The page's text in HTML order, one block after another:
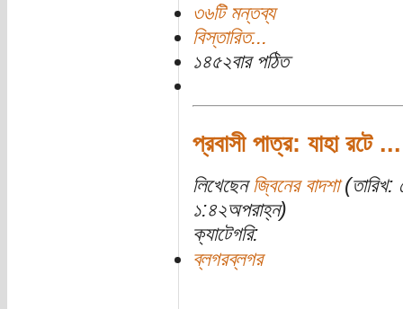
৩৬টি মন্তব্য
বিস্তারিত...
১৪৫২বার পঠিত
প্রবাসী পাত্র: যাহা রটে ...
লিখেছেনজ্বিনের বাদশা(তারিখ:
১:৪২অপরাহ্ন)
ক্যাটেগরি:
ব্লগরব্লগর